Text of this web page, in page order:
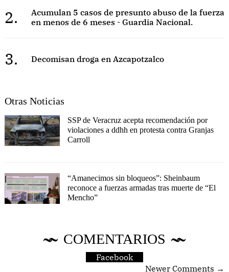
2.
Acumulan 5 casos de presunto abuso de la fuerza
en menos de 6 meses - Guardia Nacional.
3. Decomisan droga en Azcapotzalco
Otras Noticias
SSP de Veracruz acepta recomendación por
violaciones a ddhh en protesta contra Granjas
Carroll
“Amanecimos sin bloqueos”: Sheinbaum
reconoce a fuerzas armadas tras muerte de “El
Mencho”
COMENTARIOS
Facebook
Newer Comments →